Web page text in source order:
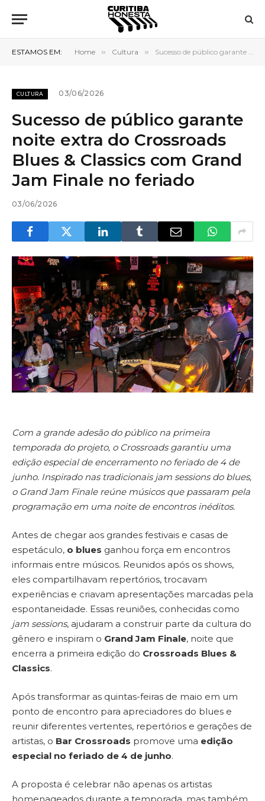
ESTAMOS EM: Home » Cultura » Sucesso de público garante noite extra do Crossroads Blues & Classics com Grand Jam Finale no feriado
CULTURA 03/06/2026
Sucesso de público garante
noite extra do Crossroads
Blues & Classics com Grand
Jam Finale no feriado
03/06/2026
Com a grande adesão do público na primeira
temporada do projeto, o Crossroads garantiu uma
edição especial de encerramento no feriado de 4 de
junho. Inspirado nas tradicionais jam sessions do blues,
o Grand Jam Finale reúne músicos que passaram pela
programação em uma noite de encontros inéditos.
Antes de chegar aos grandes festivais e casas de
espetáculo, o blues ganhou força em encontros
informais entre músicos. Reunidos após os shows,
eles compartilhavam repertórios, trocavam
experiências e criavam apresentações marcadas pela
espontaneidade. Essas reuniões, conhecidas como
jam sessions, ajudaram a construir parte da cultura do
gênero e inspiram o Grand Jam Finale, noite que
encerra a primeira edição do Crossroads Blues &
Classics.
Após transformar as quintas-feiras de maio em um
ponto de encontro para apreciadores do blues e
reunir diferentes vertentes, repertórios e gerações de
artistas, o Bar Crossroads promove uma edição
especial no feriado de 4 de junho.
A proposta é celebrar não apenas os artistas